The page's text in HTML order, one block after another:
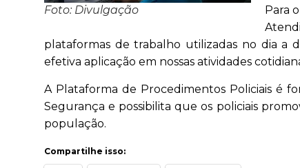
Foto: Divulgação
Para
plataformas de trabalho utilizadas no dia a
efetiva aplicação em nossas atividades
A Plataforma de Procedimentos Policiais é
Segurança e possibilita que os policiais
população.
Compartilhe isso: